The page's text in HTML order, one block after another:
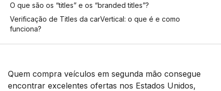
O que são os “titles” e os “branded titles”?
Verificação de Titles da carVertical: o que é e como
funciona?
Quem compra veículos em segunda mão consegue
encontrar excelentes ofertas nos Estados Unidos,